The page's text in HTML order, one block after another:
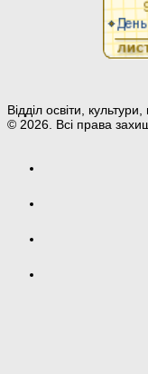
Відділ освіти,
© 2026. Всі права